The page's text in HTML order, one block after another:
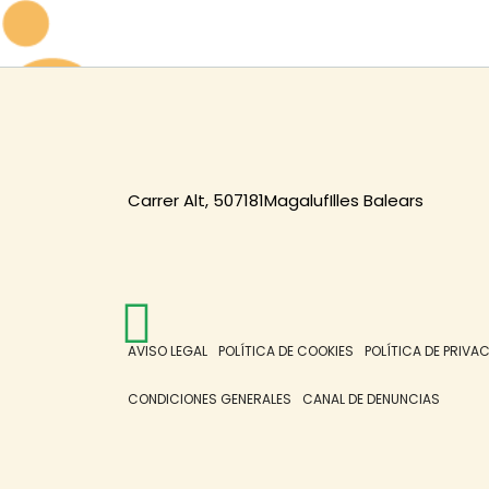
Carrer Alt, 507181MagalufIlles Balears
AVISO LEGAL POLÍTICA DE COOKIES POLÍTICA DE
CONDICIONES GENERALES CANAL DE DENUNCIAS